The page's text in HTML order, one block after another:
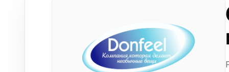
Компьютерная техника